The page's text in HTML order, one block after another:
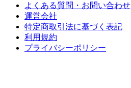
よくある質問・お問い合わせ
運営会社
特定商取引法に基づく表記
利用規約
プライバシーポリシー